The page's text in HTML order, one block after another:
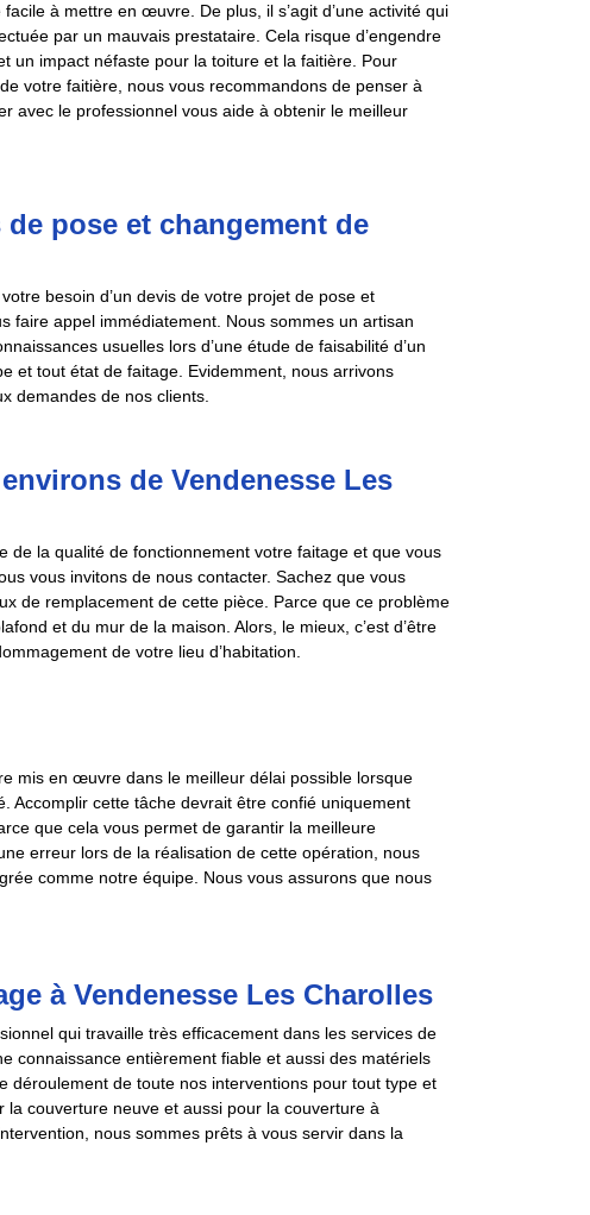
à mettre en œuvre. De plus, il s’agit d’une activité qui
par un mauvais prestataire. Cela risque d’engendre
un impact néfaste pour la toiture et la faitière. Pour
votre faitière, nous vous recommandons de penser à
avec le professionnel vous aide à obtenir le meilleur
pose et changement de
besoin d’un devis de votre projet de pose et
faire appel immédiatement. Nous sommes un artisan
usuelles lors d’une étude de faisabilité d’un
et tout état de faitage. Evidemment, nous arrivons
demandes de nos clients.
de Vendenesse Les
de la qualité de fonctionnement votre faitage et que vous
vous invitons de nous contacter. Sachez que vous
de remplacement de cette pièce. Parce que ce problème
et du mur de la maison. Alors, le mieux, c’est d’être
de votre lieu d’habitation.
mis en œuvre dans le meilleur délai possible lorsque
Accomplir cette tâche devrait être confié uniquement
que cela vous permet de garantir la meilleure
erreur lors de la réalisation de cette opération, nous
comme notre équipe. Nous vous assurons que nous
à Vendenesse Les Charolles
qui travaille très efficacement dans les services de
connaissance entièrement fiable et aussi des matériels
déroulement de toute nos interventions pour tout type et
couverture neuve et aussi pour la couverture à
nous sommes prêts à vous servir dans la